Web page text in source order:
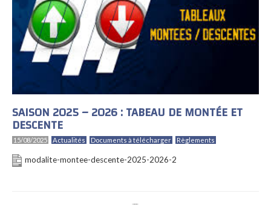
SAISON 2025 – 2026 : TABEAU DE MONTÉE ET
DESCENTE
15/08/2025 Actualités Documents à télécharger Règlements
modalite-montee-descente-2025-2026-2